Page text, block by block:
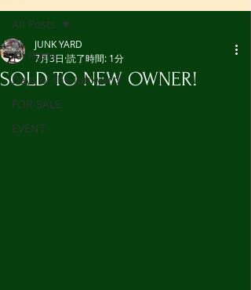
All Posts
Days of the Junkyard
FOR SALE
EVENT
All Posts
SOLD TO NEW OWNER!
JUNK YARD
7月3日 読了時間: 1分